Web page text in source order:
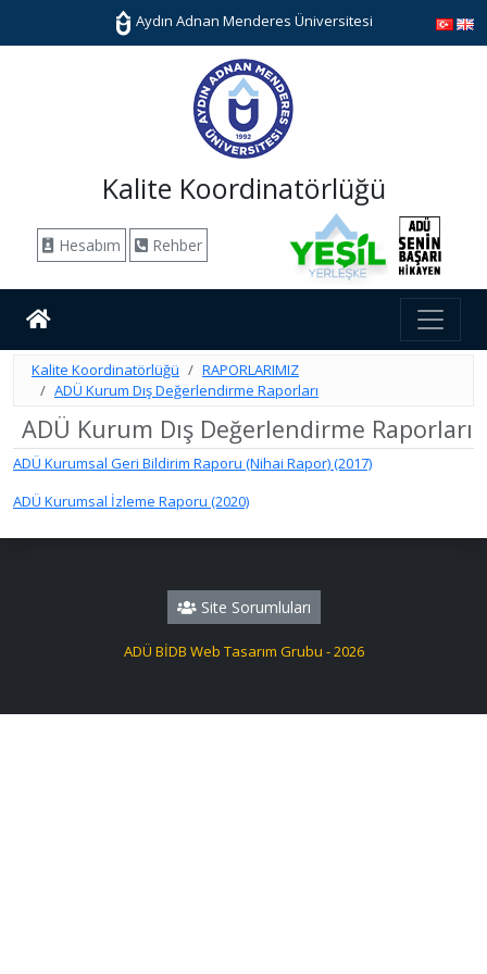
Aydın Adnan Menderes Üniversitesi
Kalite Koordinatörlüğü
Hesabım Rehber
Kalite Koordinatörlüğü
RAPORLARIMIZ
ADÜ Kurum Dış Değerlendirme Raporları
ADÜ Kurum Dış Değerlendirme Raporları
ADÜ Kurumsal Geri Bildirim Raporu (Nihai Rapor) (2017)
ADÜ Kurumsal İzleme Raporu (2020)
Site Sorumluları
ADÜ BİDB Web Tasarım Grubu - 2026